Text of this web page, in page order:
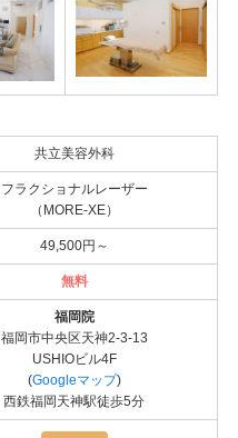
共立美容外科
フラクショナルレーザー
（MORE-XE）
49,500円～
無料
福岡院
福岡市中央区天神2-3-13
USHIOビル4F
(Googleマップ)
西鉄福岡天神駅徒歩5分